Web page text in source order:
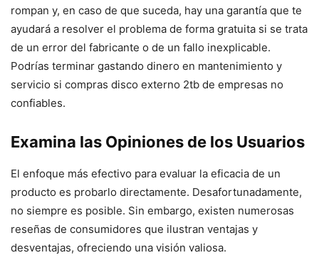
rompan y, en caso de que suceda, hay una garantía que te
ayudará a resolver el problema de forma gratuita si se trata
de un error del fabricante o de un fallo inexplicable.
Podrías terminar gastando dinero en mantenimiento y
servicio si compras disco externo 2tb de empresas no
confiables.
Examina las Opiniones de los Usuarios
El enfoque más efectivo para evaluar la eficacia de un
producto es probarlo directamente. Desafortunadamente,
no siempre es posible. Sin embargo, existen numerosas
reseñas de consumidores que ilustran ventajas y
desventajas, ofreciendo una visión valiosa.